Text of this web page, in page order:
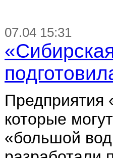
07.04 15:31
Предприятия
которые
«большой